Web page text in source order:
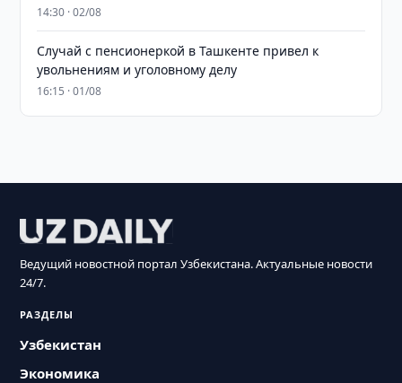
14:30 · 02/08
Случай с пенсионеркой в Ташкенте привел к
увольнениям и уголовному делу
16:15 · 01/08
Ведущий новостной портал Узбекистана. Актуальные новости
24/7.
РАЗДЕЛЫ
Узбекистан
Экономика